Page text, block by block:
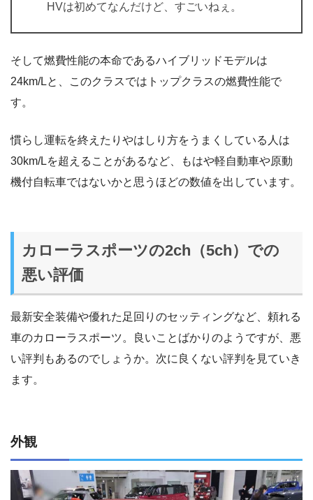
HVは初めてなんだけど、すごいねぇ。
そして燃費性能の本命であるハイブリッドモデルは
24km/Lと、このクラスではトップクラスの燃費性能で
す。
慣らし運転を終えたりやはしり方をうまくしている人は
30km/Lを超えることがあるなど、もはや軽自動車や原動
機付自転車ではないかと思うほどの数値を出しています。
カローラスポーツの2ch（5ch）での
悪い評価
最新安全装備や優れた足回りのセッティングなど、頼れる
車のカローラスポーツ。良いことばかりのようですが、悪
い評判もあるのでしょうか。次に良くない評判を見ていき
ます。
外観